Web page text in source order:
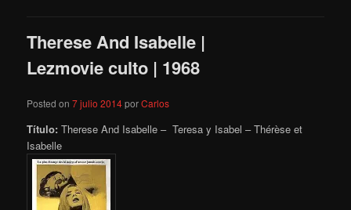
Therese And Isabelle |
Lezmovie culto | 1968
Posted on7 julio 2014porCarlos
Título: Therese And Isabelle – Teresa y Isabel – Thérèse et
Isabelle